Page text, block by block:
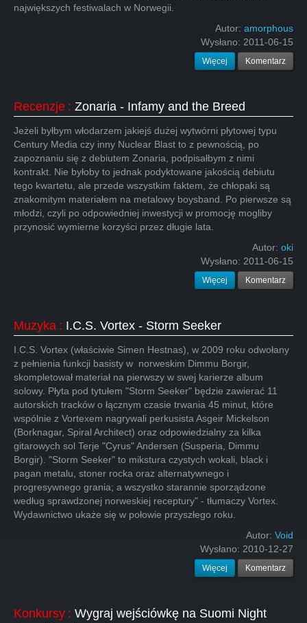
największych festiwalach w Norwegii.
Autor: amorphous
Wysłano: 2011-06-15
Więcej Komentarz
Recenzje : Zonaria - Infamy and the Breed
Jeżeli byłbym włodarzem jakiejś dużej wytwórni płytowej typu
Century Media czy inny Nuclear Blast to z pewnością, po
zapoznaniu się z debiutem Zonaria, podpisałbym z nimi
kontrakt. Nie byłoby to jednak podyktowane jakością debiutu
tego kwartetu, ale przede wszystkim faktem, że chłopaki są
znakomitym materiałem na metalowy boysband. Po pierwsze są
młodzi, czyli po odpowiedniej inwestycji w promocję mogliby
przynosić wymierne korzyści przez długie lata.
Autor: oki
Wysłano: 2011-06-15
Więcej Komentarz
Muzyka : I.C.S. Vortex - Storm Seeker
I.C.S. Vortex (właściwie Simen Hestnas), w 2009 roku odwołany
z pełnienia funkcji basisty w norweskim Dimmu Borgir,
skompletował materiał na pierwszy w swej karierze album
solowy. Płyta pod tytułem "Storm Seeker" będzie zawierać 11
autorskich tracków o łącznym czasie trwania 45 minut, które
wspólnie z Vortexem nagrywali perkusista Asgeir Mickelson
(Borknagar, Spiral Architect) oraz odpowiedzialny za kilka
gitarowych sol Terje "Cyrus" Andersen (Susperia, Dimmu
Borgir). "Storm Seeker" to mikstura czystych wokali, black i
pagan metalu, stoner rocka oraz alternatywnego i
progresywnego grania; a wszystko starannie sporządzone
według sprawdzonej norweskiej receptury" - tłumaczy Vortex.
Wydawnictwo ukaże się w połowie przyszłego roku.
Autor: Void
Wysłano: 2010-12-27
Więcej Komentarz
Konkursy : Wygraj wejściówkę na Suomi Night